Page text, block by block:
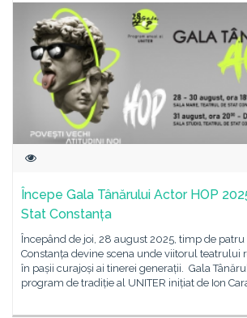
Începe Gala Tânărului Actor HOP
Stat Constanța
Începând de joi, 28 august 2025, timp de patru
Constanța devine scena unde viitorul teatrului
în pașii curajoși ai tinerei generații. Gala
program de tradiție al UNITER inițiat de Ion